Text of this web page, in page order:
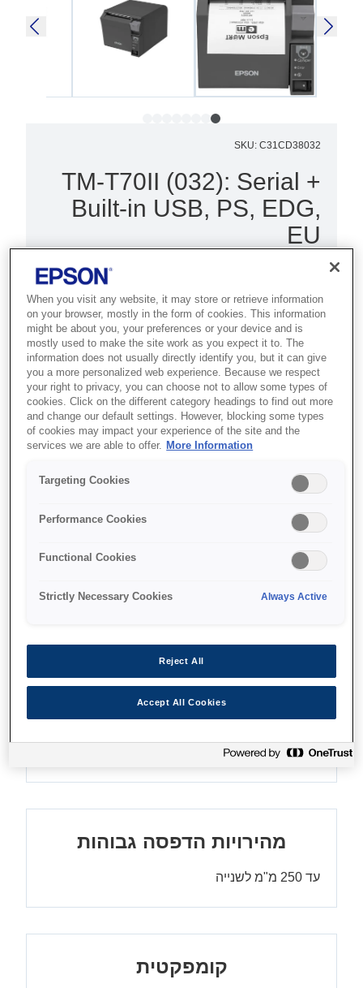
SKU: C31CD38032
TM-T70II (032): Serial +
Built-in USB, PS, EDG,
EU
מדפסת לנקודות מכירה (POS) תרמית
ואמינה עם הפעלה קדמית מלאה והודות
לעיצוב הקומפקטי, ניתן להניח אותה
בקלות מתחת לדלפק.
מדפסת POS תרמית
עד 250 מ"מ לשנייה
הזנת נייר בטעינה קדמית
מאפיינים
הפעלה מהחזית
הזנת נייר בטעינה קדמית
מהירויות הדפסה גבוהות
עד 250 מ"מ לשנייה
קומפקטית
When you visit any website, it may store or retrieve information
on your browser, mostly in the form of cookies. This information
might be about you, your preferences or your device and is
mostly used to make the site work as you expect it to. The
information does not usually directly identify you, but it can give
you a more personalized web experience. Because we respect
your right to privacy, you can choose not to allow some types of
cookies. Click on the different category headings to find out more
and change our default settings. However, blocking some types
of cookies may impact your experience of the site and the
services we are able to offer. More Information
Targeting Cookies
Performance Cookies
Functional Cookies
Strictly Necessary Cookies Always Active
Reject All
Accept All Cookies